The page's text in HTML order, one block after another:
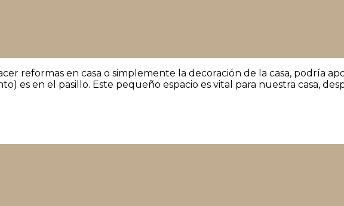
reformas en casa o simplemente la decoración de la casa, podría
es en el pasillo. Este pequeño espacio es vital para nuestra casa,